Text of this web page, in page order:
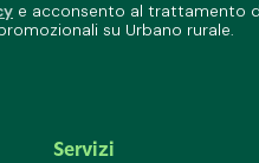
e acconsento al trattamento
su Urbano rurale.
Servizi